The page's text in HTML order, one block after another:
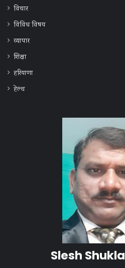
विचार
विविध विषय
व्यापार
शिक्षा
हरियाणा
हेल्‍थ
Slesh Shukla